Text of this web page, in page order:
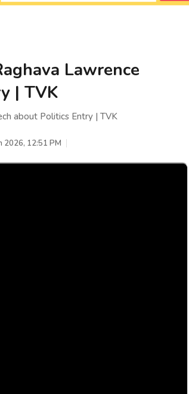
Lawrence
| TVK
about Politics Entry | TVK
2026, 12:51 PM